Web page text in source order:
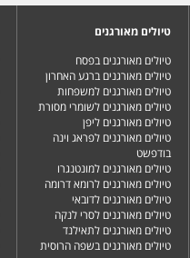
טיולים מאורגנים
טיולים מאורגנים בפסח
טיולים מאורגנים ברגע האחרון
טיולים מאורגנים למשפחות
טיולים מאורגנים לשומרי מסורת
טיולים מאורגנים ליפן
טיולים מאורגנים לפראג וינה
בודפשט
טיולים מאורגנים למונטנגרו
טיולים מאורגנים לרומא דרומה
טיולים מאורגנים לדובאי
טיולים מאורגנים לסרי לנקה
טיולים מאורגנים לתאילנד
טיולים מאורגנים בשפה הרוסית